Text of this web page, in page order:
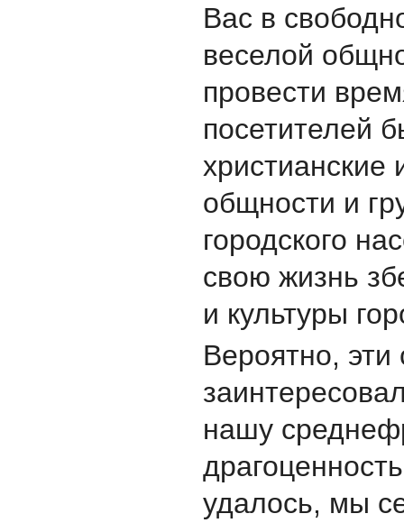
Вас в
веселой
провести
посетителей
христианские
общности и
городского
свою жизнь
и культуры
Вероятно, эти
нашу
удалось, мы